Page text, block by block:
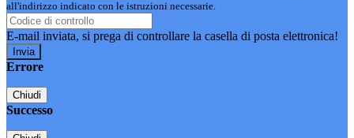
all'indirizzo indicato con le istruzioni necessarie.
E-mail inviata, si prega di controllare la casella di posta elettronica!
Errore
Chiudi
Successo